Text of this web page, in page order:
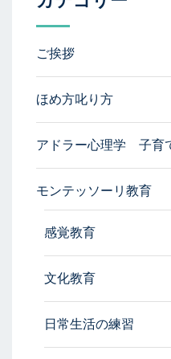
ご挨拶
ほめ方叱り方
アドラー心理学 子育
モンテッソーリ教育
感覚教育
文化教育
日常生活の練習